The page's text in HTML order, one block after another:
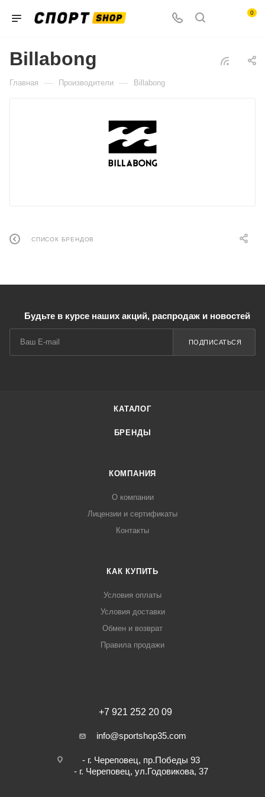
0
Billabong
Главная — Производители — Billabong
СПИСОК БРЕНДОВ
Будьте в курсе наших акций, распродаж и новостей
ПОДПИСАТЬСЯ
КАТАЛОГ
БРЕНДЫ
КОМПАНИЯ
О компании
Лицензии и сертификаты
Контакты
КАК КУПИТЬ
Условия оплаты
Условия доставки
Обмен и возврат
Правила продажи
+7 921 252 20 09
info@sportshop35.com
- г. Череповец, пр.Победы 93
- г. Череповец, ул.Годовикова, 37